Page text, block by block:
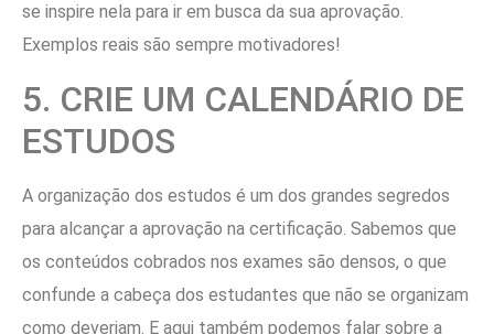
se inspire nela para ir em busca da sua aprovação.
Exemplos reais são sempre motivadores!
5. CRIE UM CALENDÁRIO DE
ESTUDOS
A organização dos estudos é um dos grandes segredos
para alcançar a aprovação na certificação. Sabemos que
os conteúdos cobrados nos exames são densos, o que
confunde a cabeça dos estudantes que não se organizam
como deveriam. E aqui também podemos falar sobre a